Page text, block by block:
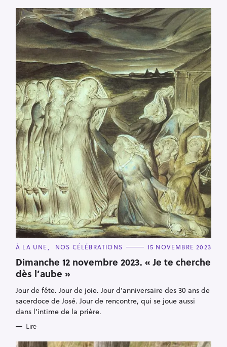
C
T
E
G
O
R
I
E
S
À LA UNE NOS CÉLÉBRATIONS 15 NOVEMBRE 2023
Dimanche 12 novembre 2023. « Je te cherche
dès l’aube »
Jour de fête. Jour de joie. Jour d’anniversaire des 30 ans de
sacerdoce de José. Jour de rencontre, qui se joue aussi
dans l'intime de la prière.
Lire
R
e
c
h
e
r
c